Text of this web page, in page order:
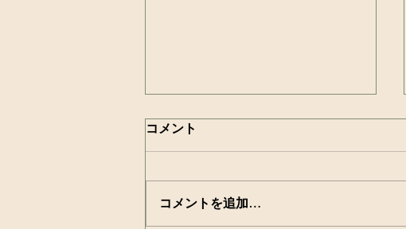
コメント
コメントを追加…